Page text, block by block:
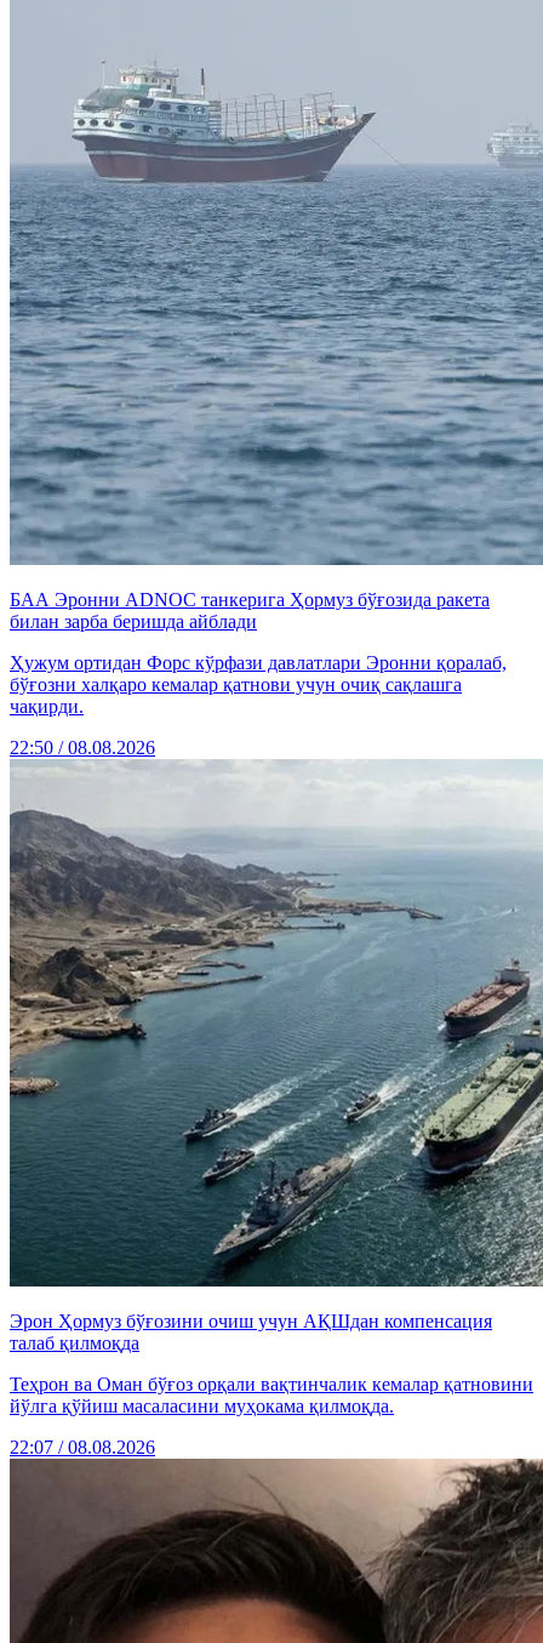
БАА Эронни ADNOC танкерига Ҳормуз бўғозида ракета
билан зарба беришда айблади
Ҳужум ортидан Форс кўрфази давлатлари Эронни қоралаб,
бўғозни халқаро кемалар қатнови учун очиқ сақлашга
чақирди.
22:50 / 08.08.2026
Эрон Ҳормуз бўғозини очиш учун АҚШдан компенсация
талаб қилмоқда
Теҳрон ва Оман бўғоз орқали вақтинчалик кемалар қатновини
йўлга қўйиш масаласини муҳокама қилмоқда.
22:07 / 08.08.2026